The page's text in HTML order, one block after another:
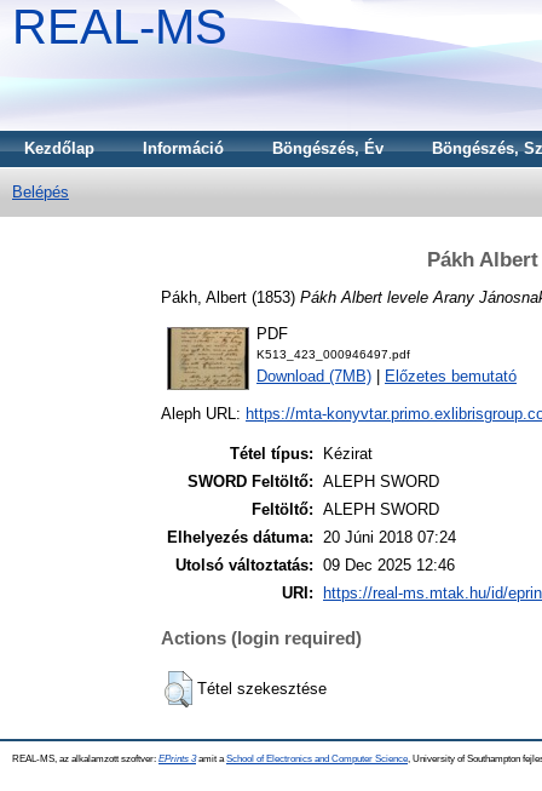
REAL-MS
Kezdőlap Információ Böngészés, Év Böngészés,
Belépés
Pákh
Pákh, Albert (1853) Pákh Albert levele Arany
PDF
K513_423_000946497.pdf
Download (7MB) Előzetes bemutató
Aleph URL: https://mta-
Tétel típus:
Kézirat
SWORD Feltöltő: ALEPH SWORD
Feltöltő: ALEPH SWORD
Elhelyezés dátuma: 20 Júni 2018 07:24
Utolsó változtatás: 09 Dec 2025 12:46
URI:
https://real-ms.mtak.hu/id/
Actions (login required)
Tétel szekesztése
REAL-MS, az alkalamzott szoftver: EPrints 3amit a School of Electronics and Computer Science , University of Southampton